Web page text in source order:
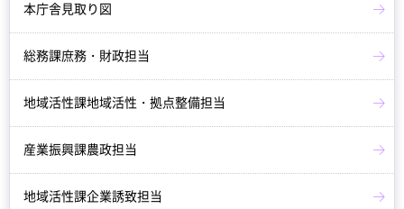
本庁舎見取り図
総務課庶務・財政担当
地域活性課地域活性・拠点整備担当
産業振興課農政担当
地域活性課企業誘致担当